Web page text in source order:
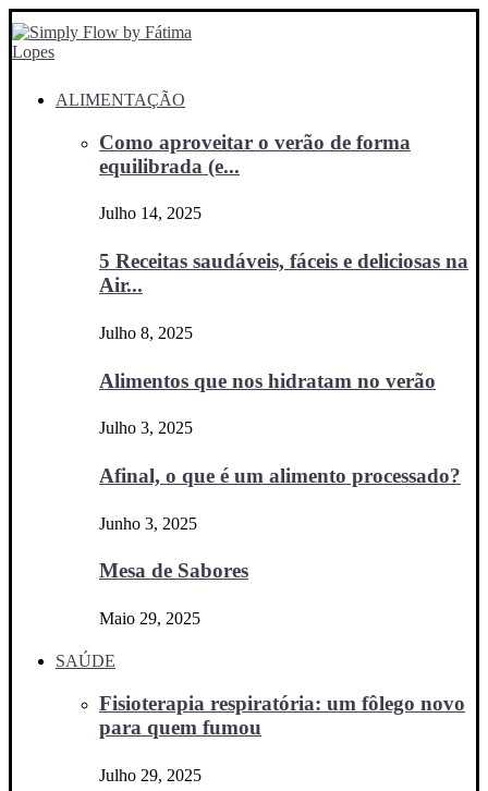
ALIMENTAÇÃO
Como aproveitar o verão de forma
equilibrada (e...
Julho 14, 2025
5 Receitas saudáveis, fáceis e deliciosas na
Air...
Julho 8, 2025
Alimentos que nos hidratam no verão
Julho 3, 2025
Afinal, o que é um alimento processado?
Junho 3, 2025
Mesa de Sabores
Maio 29, 2025
SAÚDE
Fisioterapia respiratória: um fôlego novo
para quem fumou
Julho 29, 2025